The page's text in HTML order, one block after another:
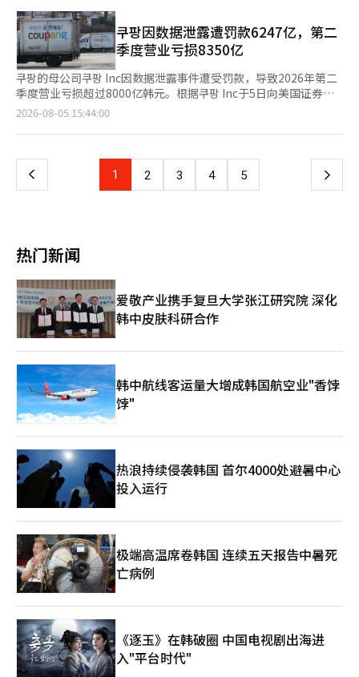
派单系统。 通过这一举措，部릉计划打造配送市场的结构性创新模
型，提高配送能力和质量，提升客户的使用体验（CX），同时提
高生产力，实现骑手收入的增加和部릉盈利能力的改善。 金亨雪部
릉代表表示：“确实，现有配送行业的服务质量与国内主要订单平
台存在差距。我们将基于AI自动派单系统部릉Plus大幅提升市场竞
争力，使部릉成为配送市场的唯一选择。”※ 本报道经人工智能
（AI）系统翻译与编辑。
及摊销前利润）为5737亿韩元，同比下降42%。核心电商业务活
跃用户数达2470万人，同比增长3%。 中国台湾地区业务及外卖业
务等成长业务实现营收2.1492万亿韩元，同比增长20%；调整后
EBITDA亏损3289亿韩元，亏损同比收窄7%。 今年上半年，
Coupang Inc累计营业亏损1.1895万亿韩元，累计净亏损1.2457万
亿韩元，上半年亏损规模已突破1万亿韩元。 Coupang首席财务官
Gaurav Anand在业绩说明会上表示，公司将继续通过提升运营效
率、优化供应链、持续投入自动化技术，改善长期盈利能力。同
时，在老用户回流和新用户增加带动下，公司核心电商业务销售增
项目”的参与城市，正在推进“与天空便利店合作的光桥散步道无
人机配送服务”。 在光桥湖公园及光桥水库周边，市方已建立了
两个配送中心和八个配送点，并对安全性、市民接受度和运营模式
进行了综合验证。 用户可以通过移动网页“水原无人机配送”下
单，并在指定的配送点接收无人机送达的物品。飞行路径在用户动
线之外预先设定，自动飞行，并根据实时气象信息（如风向、降
雨）确认适合飞行的时机进行运营。 该服务将在8月至11月的周末
上午11时至下午5时运营，初期从光桥湖公园入口广场、家庭露营
区和水宣传馆开始，随后计划扩展至有趣的田地、正道卫生间、白
间，配送费用将免收，并向下单客户提供纪念品。 当天的演示会
吸引了水原市人工智能智能政策局局长崔贤珠、市议员裴志焕、水
其成为日常生活中可感知的未来型配送服务。 此外，配送物品主
使用。※ 本报道经人工智能（AI）系统翻译与编辑。
쿠팡因数据泄露遭罚款6247亿，第二
季度营业亏损8350亿
쿠팡的母公司쿠팡 Inc因数据泄露事件遭受罚款，导致2026年第二
季度营业亏损超过8000亿韩元。根据쿠팡 Inc于5日向美国证券交
易委员会（SEC）提交的第二季度合并业绩报告，第二季度营业亏
亿美元相比，出现了亏损。쿠팡 Inc在去年发生数据泄露事件后，
二季度的收入为13.3万亿韩元（约合88.56亿美元），同比增长
4%。剔除汇率波动影响后，固定汇率下的收入增长率为10%。当
亏损中包含约4.1亿美元的罚款。此前，个人信息保护委员会在6月
宣布对쿠팡的数据泄露事件处以6246亿8100万韩元的罚款及1680
万韩元的罚款。쿠팡 Inc已向SEC披露，预计将把约4.1亿美元的罚
款计入第二季度的销售管理费用（OG&A）。쿠팡 Inc估计，剔除
罚款后的第二季度营业亏损和净亏损分别约为2192亿韩元（约合
1.46亿美元）和2403亿韩元（约合1.6亿美元）。核心业务产品电
商部门保持增长。包括火箭配送、火箭新鲜、火箭增长和市场等在
内的产品电商部门第二季度的收入为11.15万亿韩元（约合74.25亿
美元），固定汇率下增长8%。产品电商的活跃客户数为2470万，
比去年同期的2390万增长了3%。每位客户的收入也达到了45万
2060韩元，固定汇率下增长5%。包括台湾火箭配送、法佩奇和쿠
팡 Eats等在内的增长业务部门的收入为2.15万亿韩元（约合14.31
亿美元），同比增长20%。然而，现金流动性有所减弱。最近12
一时期的自由现金流为1050万美元，减少了6.79亿美元。第二季
度的自由现金流为5100万美元，同比下降79%。此外，쿠팡 Inc在
第二季度回购了2320万股A类普通股，总金额为4.59亿美元。쿠팡
Inc在第一季度业绩发布时曾宣布批准一项规模为10亿美元的股票
回购计划，作为资本分配战略的一部分。
2026-08-05 15:44:00
上
页
1 2 3 4 5 下
热门新闻
爱敬产业携手复旦大学张江研究院 深化
韩中皮肤科研合作
韩中航线客运量大增成韩国航空业"香饽
饽"
热浪持续侵袭韩国 首尔4000处避暑中心
投入运行
极端高温席卷韩国 连续五天报告中暑死
亡病例
《逐玉》在韩破圈 中国电视剧出海进
入"平台时代"